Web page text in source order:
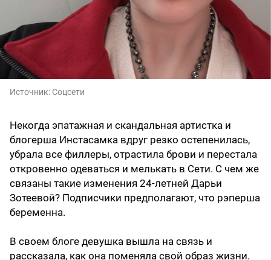
Источник: Соцсети
Некогда эпатажная и скандальная артистка и
блогерша Инстасамка вдруг резко остепенилась,
убрала все филлеры, отрастила брови и перестала
откровенно одеваться и мелькать в Сети. С чем же
связаны такие изменения 24-летней Дарьи
Зотеевой? Подписчики предполагают, что рэперша
беременна.
В своем блоге девушка вышла на связь и
рассказала, как она поменяла свой образ жизни.